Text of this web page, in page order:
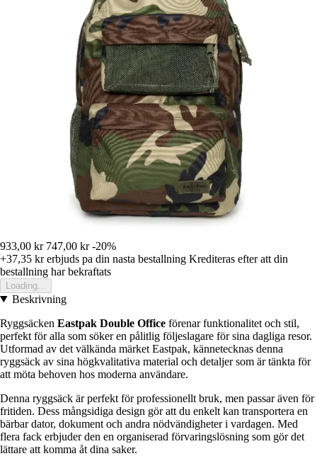
933,00 kr 747,00 kr -20%
+37,35 krerbjuds pa din nasta bestallning Krediteras efter att din
bestallning har bekraftats
Loading...
Beskrivning
Ryggsäcken Eastpak Double Office förenar funktionalitet och stil,
perfekt för alla som söker en pålitlig följeslagare för sina dagliga resor.
Utformad av det välkända märket Eastpak, kännetecknas denna
ryggsäck av sina högkvalitativa material och detaljer som är tänkta för
att möta behoven hos moderna användare.
Denna ryggsäck är perfekt för professionellt bruk, men passar även för
fritiden. Dess mångsidiga design gör att du enkelt kan transportera en
bärbar dator, dokument och andra nödvändigheter i vardagen. Med
flera fack erbjuder den en organiserad förvaringslösning som gör det
lättare att komma åt dina saker.